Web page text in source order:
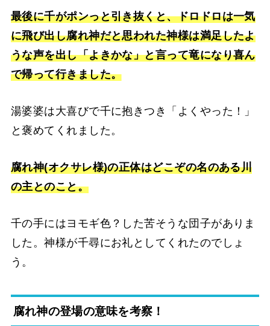
最後に千がポンっと引き抜くと、ドロドロは一気
に飛び出し腐れ神だと思われた神様は満足したよ
うな声を出し「よきかな」と言って竜になり喜ん
で帰って行きました。
湯婆婆は大喜びで千に抱きつき「よくやった！」
と褒めてくれました。
腐れ神(オクサレ様)の正体はどこぞの名のある川
の主とのこと。
千の手にはヨモギ色？した苦そうな団子がありま
した。神様が千尋にお礼としてくれたのでしょ
う。
腐れ神の登場の意味を考察！